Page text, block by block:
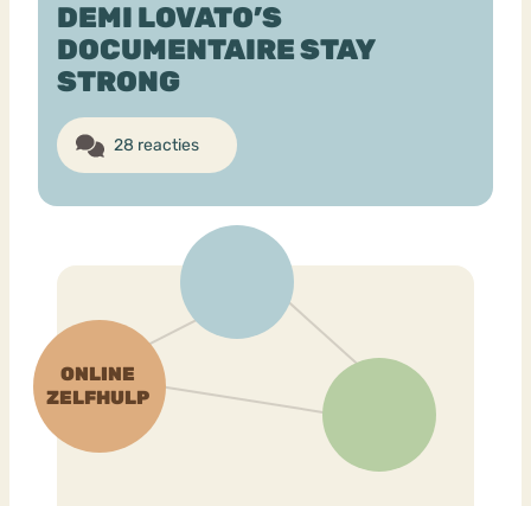
DEMI LOVATO’S
DOCUMENTAIRE STAY
STRONG
28 reacties